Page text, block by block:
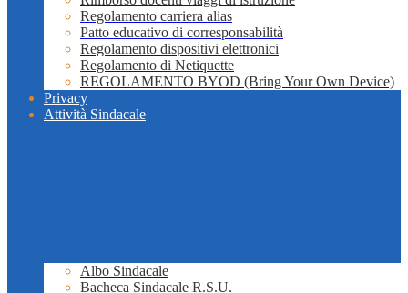
Regolamento carriera alias
Patto educativo di corresponsabilità
Regolamento dispositivi elettronici
Regolamento di Netiquette
REGOLAMENTO BYOD (Bring Your Own Device)
Privacy
Attività Sindacale
Albo Sindacale
Bacheca Sindacale R.S.U.